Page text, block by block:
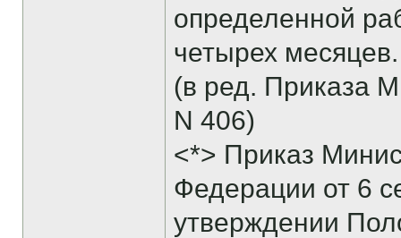
определенной
четырех месяцев.
(в ред. Приказа
N 406)
<*> Приказ
Федерации от 6
утверждении